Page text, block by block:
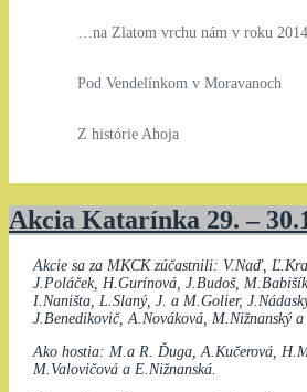
…na Zlatom vrchu nám v roku
Pod Vendelínkom v Moravanoch
Z histórie Ahoja
Akcia Katarínka 29. –
Akcie sa za MKCK zúčastnili: V.Naď,
J.Poláček, H.Gurínová, J.Budoš,
I.Naništa, L.Slaný, J. a M.Golier,
J.Benedikovič, A.Nováková, M.Nižnanský a
Ako hostia: M.a R. Ďuga, A.Kučerová,
M.Valovičová a E.Nižnanská.